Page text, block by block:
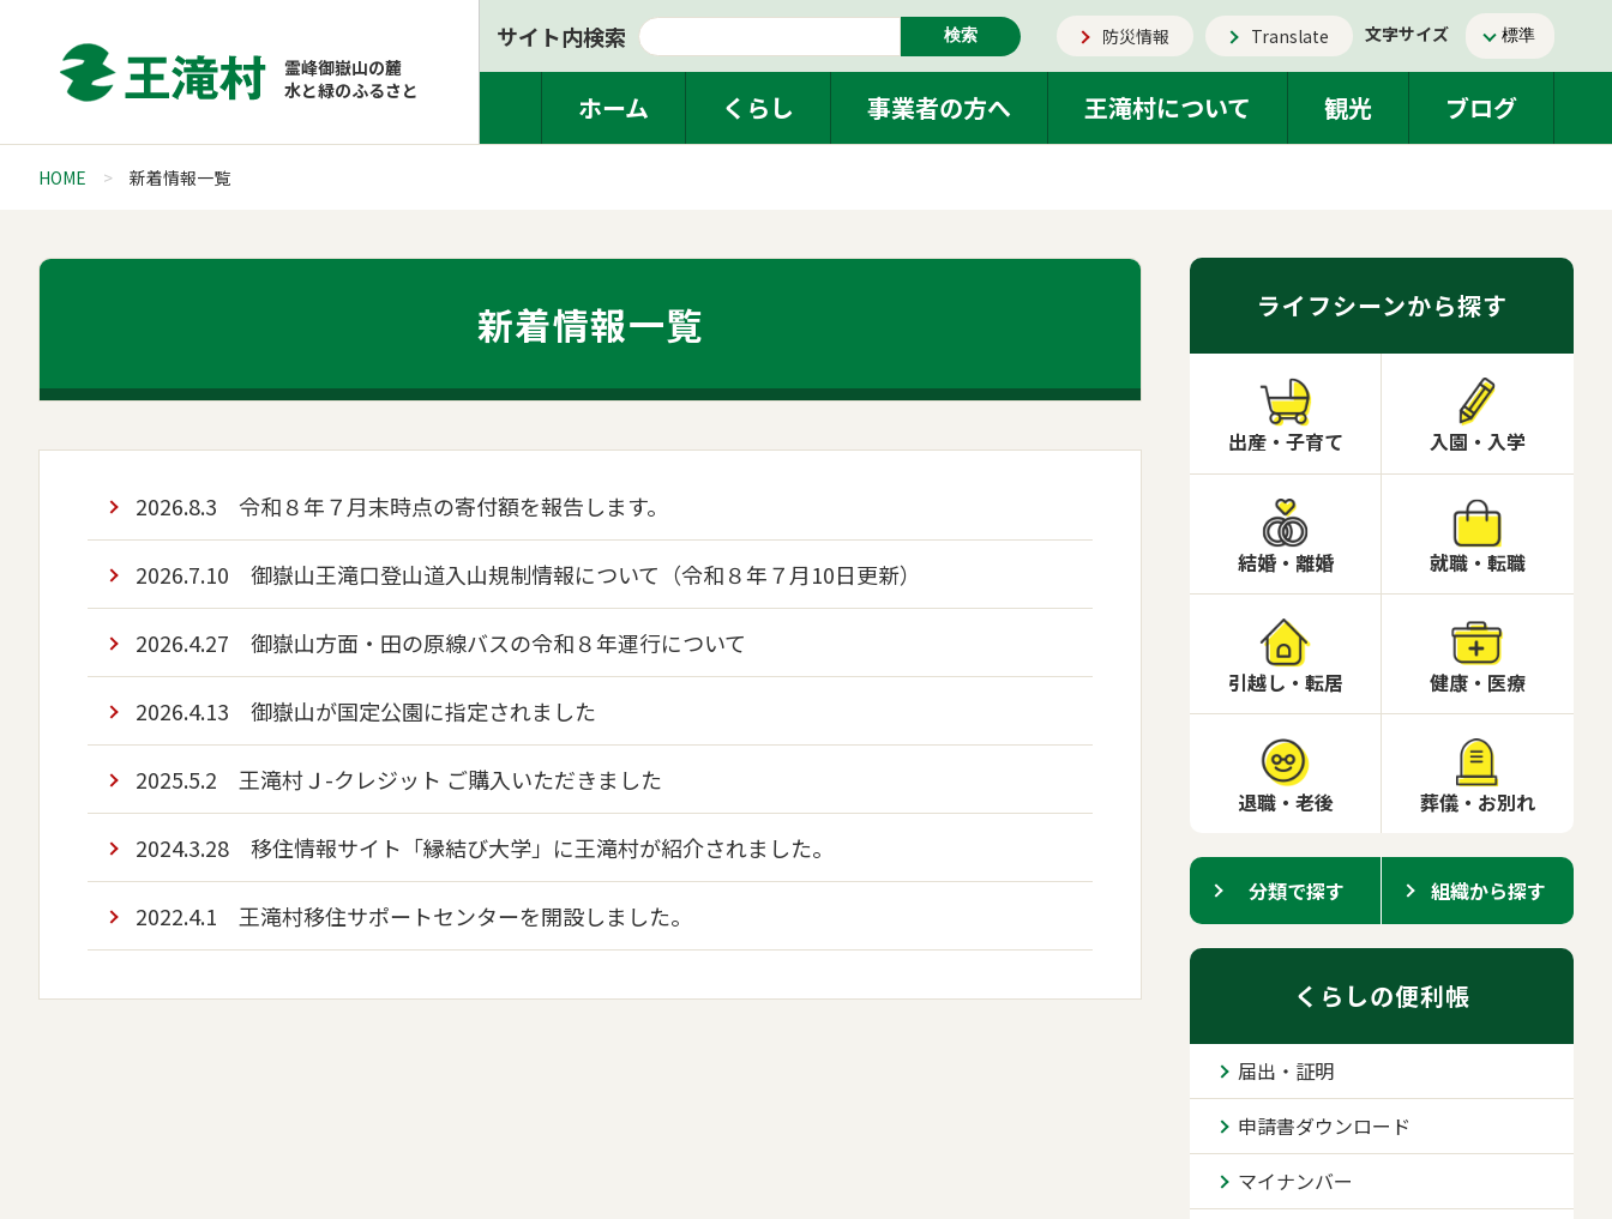
霊峰御嶽山の麓
水と緑のふるさと
ホーム くらし 事業者の方へ 王滝村について 観光 ブログ
サイト内検索 検索 防災情報 Translate 文字サイズ
HOME 新着情報一覧
新着情報一覧
2026.8.3 令和８年７月末時点の寄付額を報告します。
2026.7.10 御嶽山王滝口登山道入山規制情報について（令和８年７月10日更新）
2026.4.27 御嶽山方面・田の原線バスの令和８年運行について
2026.4.13 御嶽山が国定公園に指定されました
2025.5.2 王滝村Ｊ-クレジット ご購入いただきました
2024.3.28 移住情報サイト「縁結び大学」に王滝村が紹介されました。
2022.4.1 王滝村移住サポートセンターを開設しました。
ライフシーンから探す
出産・子育て 入園・入学
結婚・離婚 就職・転職
引越し・転居 健康・医療
退職・老後 葬儀・お別れ
分類で探す 組織から探す
くらしの便利帳
届出・証明
申請書ダウンロード
マイナンバー